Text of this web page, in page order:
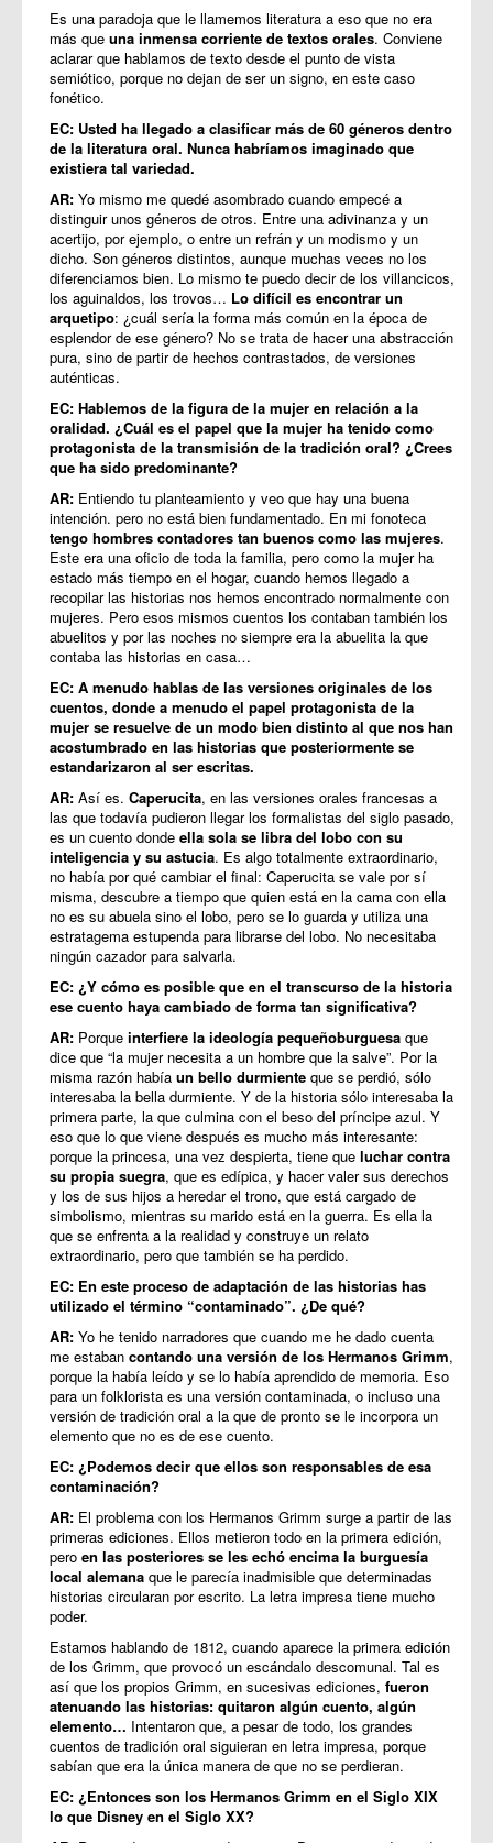
Es una paradoja que le llamemos literatura a eso que no era
más que una inmensa corriente de textos orales. Conviene
aclarar que hablamos de texto desde el punto de vista
semiótico, porque no dejan de ser un signo, en este caso
fonético.
EC: Usted ha llegado a clasificar más de 60 géneros dentro
de la literatura oral. Nunca habríamos imaginado que
existiera tal variedad.
AR: Yo mismo me quedé asombrado cuando empecé a
distinguir unos géneros de otros. Entre una adivinanza y un
acertijo, por ejemplo, o entre un refrán y un modismo y un
dicho. Son géneros distintos, aunque muchas veces no los
diferenciamos bien. Lo mismo te puedo decir de los villancicos,
los aguinaldos, los trovos… Lo difícil es encontrar un
arquetipo: ¿cuál sería la forma más común en la época de
esplendor de ese género? No se trata de hacer una abstracción
pura, sino de partir de hechos contrastados, de versiones
auténticas.
EC: Hablemos de la figura de la mujer en relación a la
oralidad. ¿Cuál es el papel que la mujer ha tenido como
protagonista de la transmisión de la tradición oral? ¿Crees
que ha sido predominante?
AR: Entiendo tu planteamiento y veo que hay una buena
intención. pero no está bien fundamentado. En mi fonoteca
tengo hombres contadores tan buenos como las mujeres.
Este era una oficio de toda la familia, pero como la mujer ha
estado más tiempo en el hogar, cuando hemos llegado a
recopilar las historias nos hemos encontrado normalmente con
mujeres. Pero esos mismos cuentos los contaban también los
abuelitos y por las noches no siempre era la abuelita la que
contaba las historias en casa…
EC: A menudo hablas de las versiones originales de los
cuentos, donde a menudo el papel protagonista de la
mujer se resuelve de un modo bien distinto al que nos han
acostumbrado en las historias que posteriormente se
estandarizaron al ser escritas.
AR: Así es. Caperucita, en las versiones orales francesas a
las que todavía pudieron llegar los formalistas del siglo pasado,
es un cuento donde ella sola se libra del lobo con su
inteligencia y su astucia. Es algo totalmente extraordinario,
no había por qué cambiar el final: Caperucita se vale por sí
misma, descubre a tiempo que quien está en la cama con ella
no es su abuela sino el lobo, pero se lo guarda y utiliza una
estratagema estupenda para librarse del lobo. No necesitaba
ningún cazador para salvarla.
EC: ¿Y cómo es posible que en el transcurso de la historia
ese cuento haya cambiado de forma tan significativa?
AR: Porque interfiere la ideología pequeñoburguesa que
dice que “la mujer necesita a un hombre que la salve”. Por la
misma razón había un bello durmiente que se perdió, sólo
interesaba la bella durmiente. Y de la historia sólo interesaba la
primera parte, la que culmina con el beso del príncipe azul. Y
eso que lo que viene después es mucho más interesante:
porque la princesa, una vez despierta, tiene que luchar contra
su propia suegra, que es edípica, y hacer valer sus derechos
y los de sus hijos a heredar el trono, que está cargado de
simbolismo, mientras su marido está en la guerra. Es ella la
que se enfrenta a la realidad y construye un relato
extraordinario, pero que también se ha perdido.
EC: En este proceso de adaptación de las historias has
utilizado el término “contaminado”. ¿De qué?
AR: Yo he tenido narradores que cuando me he dado cuenta
me estaban contando una versión de los Hermanos Grimm,
porque la había leído y se lo había aprendido de memoria. Eso
para un folklorista es una versión contaminada, o incluso una
versión de tradición oral a la que de pronto se le incorpora un
elemento que no es de ese cuento.
EC: ¿Podemos decir que ellos son responsables de esa
contaminación?
AR: El problema con los Hermanos Grimm surge a partir de las
primeras ediciones. Ellos metieron todo en la primera edición,
pero en las posteriores se les echó encima la burguesía
local alemana que le parecía inadmisible que determinadas
historias circularan por escrito. La letra impresa tiene mucho
poder.
Estamos hablando de 1812, cuando aparece la primera edición
de los Grimm, que provocó un escándalo descomunal. Tal es
así que los propios Grimm, en sucesivas ediciones, fueron
atenuando las historias: quitaron algún cuento, algún
elemento… Intentaron que, a pesar de todo, los grandes
cuentos de tradición oral siguieran en letra impresa, porque
sabían que era la única manera de que no se perdieran.
EC: ¿Entonces son los Hermanos Grimm en el Siglo XIX
lo que Disney en el Siglo XX?